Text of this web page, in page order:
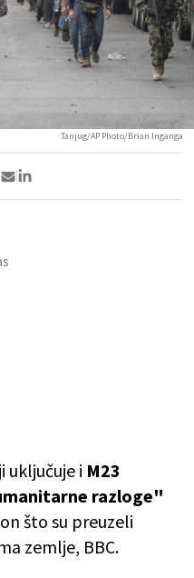
Tanjug/AP Photo/Brian Inganga
uključuje i M23
razloge"
što su preuzeli
zemlje, BBC.